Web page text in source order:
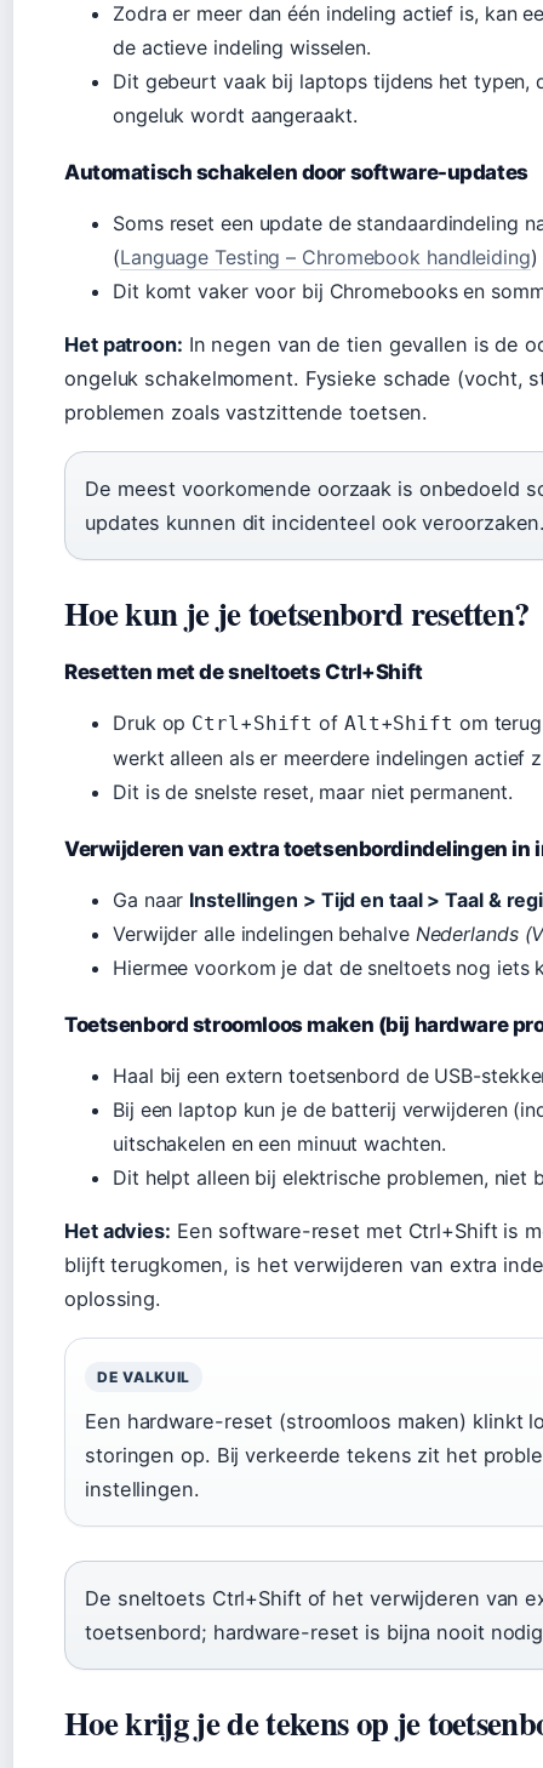
Zodra er meer dan één indeling actief is, kan
de actieve indeling wisselen.
Dit gebeurt vaak bij laptops tijdens het
ongeluk wordt aangeraakt.
Automatisch schakelen door software-updates
Soms reset een update de standaardindeling
(Language Testing – Chromebook handleiding)
Dit komt vaker voor bij Chromebooks en
Het patroon: In negen van de tien gevallen is de
ongeluk schakelmoment. Fysieke schade (vocht,
problemen zoals vastzittende toetsen.
De meest voorkomende oorzaak is onbedoeld
updates kunnen dit incidenteel ook
Hoe kun je je toetsenbord resetten?
Resetten met de sneltoets Ctrl+Shift
Druk op Ctrl+Shift of Alt+Shift om
werkt alleen als er meerdere indelingen actief
Dit is de snelste reset, maar niet permanent.
Verwijderen van extra toetsenbordindelingen in
Ga naar Instellingen > Tijd en taal > Taal &
Verwijder alle indelingen behalve Nederlands
Hiermee voorkom je dat de sneltoets nog iets
Toetsenbord stroomloos maken (bij hardware
Haal bij een extern toetsenbord de USB-
Bij een laptop kun je de batterij verwijderen
uitschakelen en een minuut wachten.
Dit helpt alleen bij elektrische problemen, niet
Het advies: Een software-reset met Ctrl+Shift is
blijft terugkomen, is het verwijderen van extra
oplossing.
DE VALKUIL
Een hardware-reset (stroomloos maken) klinkt
storingen op. Bij verkeerde tekens zit het
instellingen.
De sneltoets Ctrl+Shift of het verwijderen van
toetsenbord; hardware-reset is bijna nooit
Hoe krijg je de tekens op je